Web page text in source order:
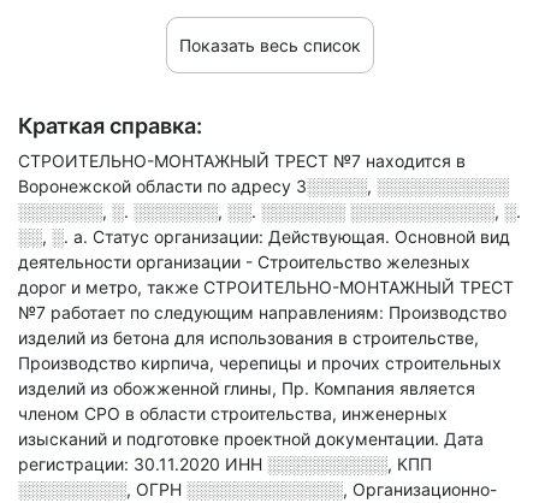
Показать весь список
Краткая справка:
СТРОИТЕЛЬНО-МОНТАЖНЫЙ ТРЕСТ №7 находится в
Воронежской области по адресу 3░░░░░, ░░░░░░░░░░░
░░░░░░░, ░. ░░░░░░░, ░░. ░░░░░░░ ░░░░░░░░░░░░, ░.
░░, ░. а. Статус организации: Действующая. Основной вид
деятельности организации - Строительство железных
дорог и метро, также СТРОИТЕЛЬНО-МОНТАЖНЫЙ ТРЕСТ
№7 работает по следующим направлениям: Производство
изделий из бетона для использования в строительстве,
Производство кирпича, черепицы и прочих строительных
изделий из обожженной глины, Пр. Компания является
членом СРО в области строительства, инженерных
изысканий и подготовке проектной документации. Дата
регистрации: 30.11.2020 ИНН ░░░░░░░░░░, КПП
░░░░░░░░░, ОГРН ░░░░░░░░░░░░░, Организационно-